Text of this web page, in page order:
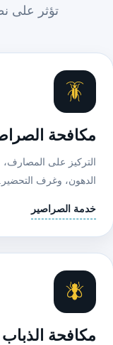
تؤثر على
🪳
مكافحة
التركيز على
الدهون، وغرف التحضير.
خدمة الصراصير
🪰
مكافحة